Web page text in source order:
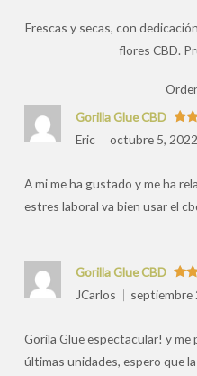
Frescas y secas, con
flores CBD.
con
Gorilla Glue CBD
Eric
octubre 5, 2022
A mi me ha gustado y me ha
estres laboral va bien usar el
Gorilla Glue CBD
JCarlos
septiembre
Gorila Glue espectacular! y me
últimas unidades, espero que